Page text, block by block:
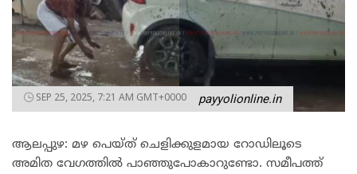
SEP 25, 2025, 7:21 AM GMT+0000 payyolionline.in
ആലപ്പുഴ: മഴ പെയ്ത് ചെളിക്കുളമായ റോഡിലൂടെ
അമിത വേഗത്തിൽ പാഞ്ഞുപോകാറുണ്ടോ. സമീപത്ത്